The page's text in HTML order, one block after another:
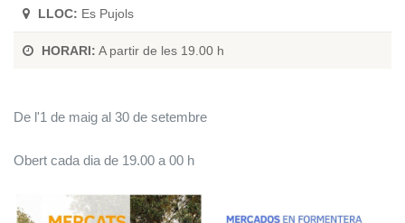
LLOC: Es Pujols
HORARI: A partir de les 19.00 h
De l'1 de maig al 30 de setembre
Obert cada dia de 19.00 a 00 h